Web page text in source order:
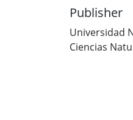
Publisher
Universidad
Ciencias